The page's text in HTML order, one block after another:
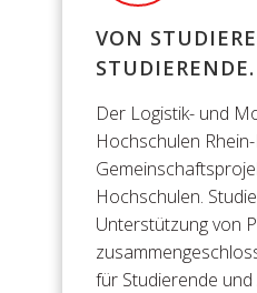
VON
STUDIERENDE.
Der Logistik- und
Hochschulen
Hochschulen.
Unterstützung von
für Studierende